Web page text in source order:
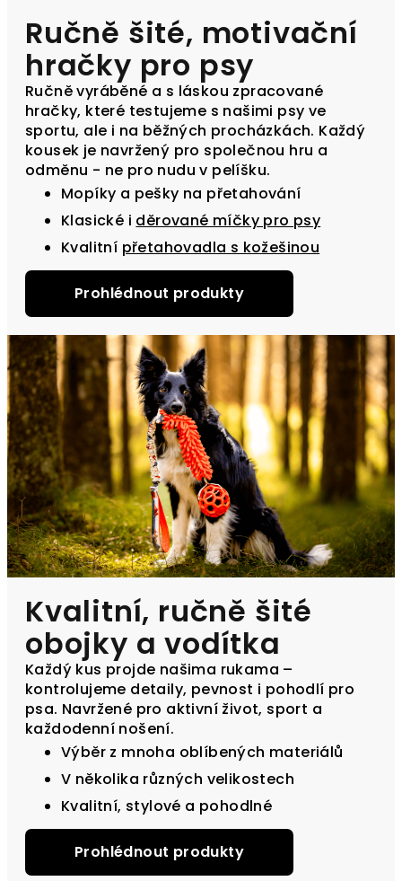
Ručně šité, motivační
hračky pro psy
Ručně vyráběné a s láskou zpracované
hračky, které testujeme s našimi psy ve
sportu, ale i na běžných procházkách. Každý
kousek je navržený pro společnou hru a
odměnu - ne pro nudu v pelíšku.
Mopíky a pešky na přetahování
Klasické i děrované míčky pro psy
Kvalitní přetahovadla s kožešinou
Prohlédnout produkty
Kvalitní, ručně šité
obojky a vodítka
Každý kus projde našima rukama –
kontrolujeme detaily, pevnost i pohodlí pro
psa. Navržené pro aktivní život, sport a
každodenní nošení.
Výběr z mnoha oblíbených materiálů
V několika různých velikostech
Kvalitní, stylové a pohodlné
Prohlédnout produkty